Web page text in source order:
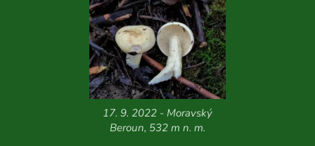
17. 9. 2022 - Moravský
Beroun, 532 m n. m.